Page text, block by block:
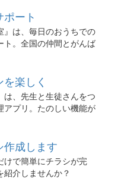
ート
』は、毎日のおうちでの
ト。全国の仲間とがんば
楽しく
は、先生と生徒さんをつ
アプリ。たのしい機能が
成します
けで簡単にチラシが完
紹介しませんか？